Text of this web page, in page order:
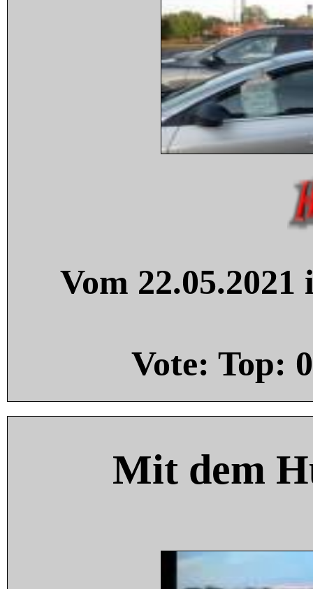
Vom
Vote: Top: 0
Mit dem